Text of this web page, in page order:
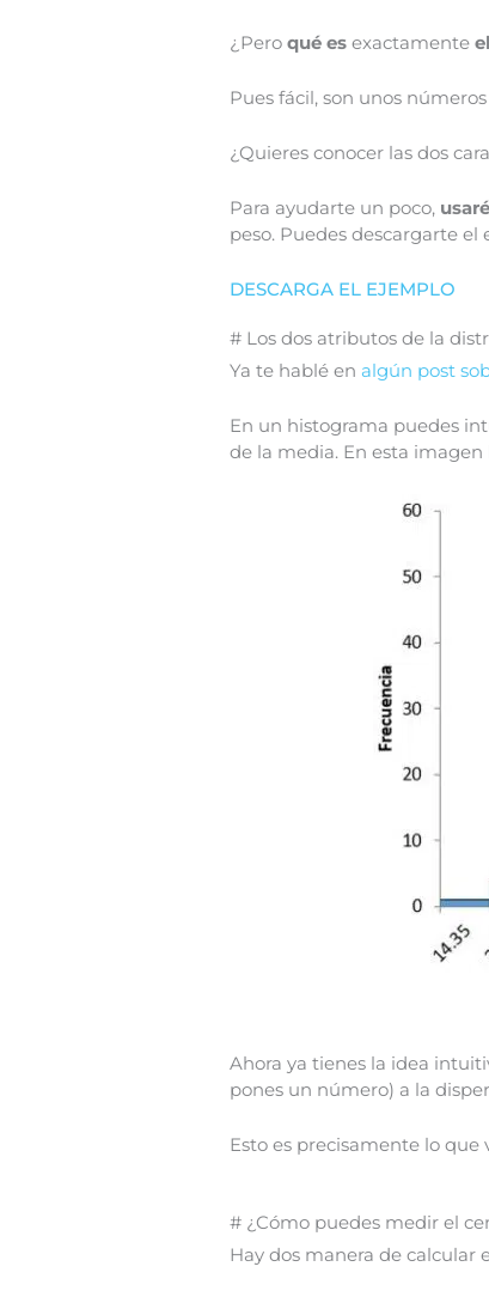
¿Pero qué esexactamente
Pues fácil, son unos
¿Quieres conocer las dos
Para ayudarte un poco,
peso. Puedes descargarte el
DESCARGA EL EJEMPLO
# Los dos atributos de la
Ya te hablé en algún post
En un histograma puedes
de la media. En esta imagen
Ahora ya tienes la idea
pones un número) a la
Esto es precisamente lo que
# ¿Cómo puedes medir el
Hay dos manera de calcular